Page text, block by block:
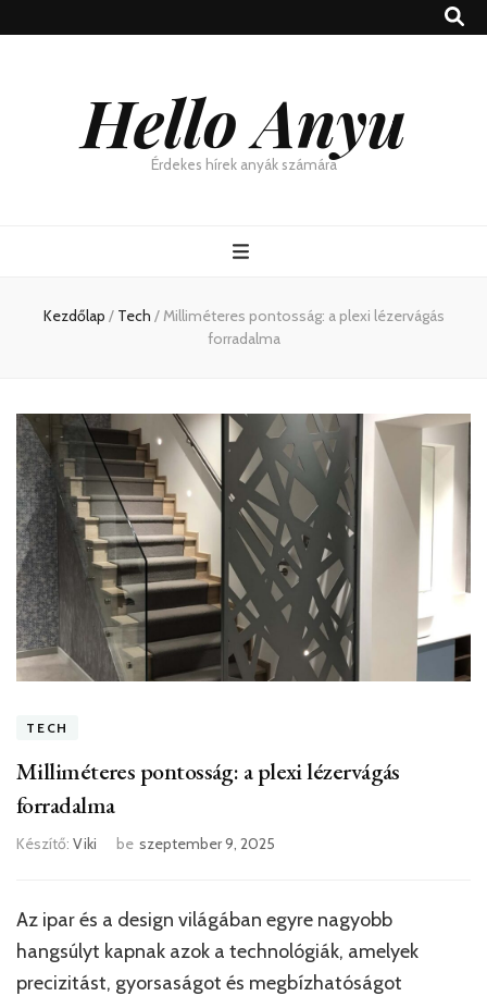
Hello Anyu
Érdekes hírek anyák számára
Kezdőlap / Tech /Milliméteres pontosság: a plexi lézervágás
forradalma
TECH
Milliméteres pontosság: a plexi lézervágás
forradalma
Készítő: Viki be szeptember 9, 2025
Az ipar és a design világában egyre nagyobb
hangsúlyt kapnak azok a technológiák, amelyek
precizitást, gyorsaságot és megbízhatóságot